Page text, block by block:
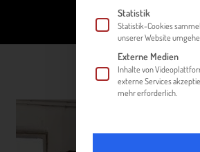
Statistik
Statistik-Cookies
unserer Website
Externe Medien
Inhalte von
externe Services
mehr erforderlich.